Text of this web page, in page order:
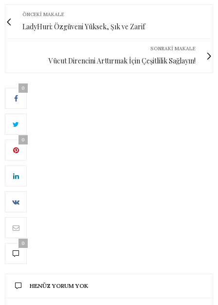
ÖNCEKI MAKALE
LadyHuri: Özgüveni Yüksek, Şık ve Zarif
SONRAKI MAKALE
Vücut Direncini Arttırmak İçin Çeşitlilik Sağlayın!
0
0
0
HENÜZ YORUM YOK